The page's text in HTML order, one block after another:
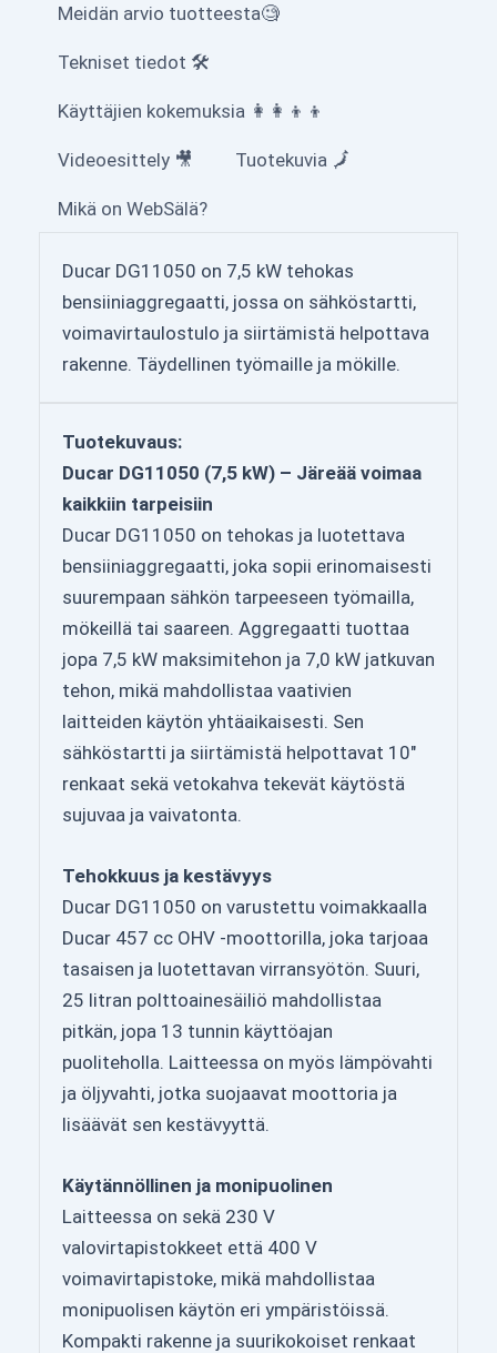
Meidän arvio tuotteesta🧐
Tekniset tiedot 🛠
Käyttäjien kokemuksia 👩‍👩‍👦‍👦
Videoesittely 🎥 Tuotekuvia 🗾
Mikä on WebSälä?
Ducar DG11050 on 7,5 kW tehokas
bensiiniaggregaatti, jossa on sähköstartti,
voimavirtaulostulo ja siirtämistä helpottava
rakenne. Täydellinen työmaille ja mökille.
Tuotekuvaus:
Ducar DG11050 (7,5 kW) – Järeää voimaa
kaikkiin tarpeisiin
Ducar DG11050 on tehokas ja luotettava
bensiiniaggregaatti, joka sopii erinomaisesti
suurempaan sähkön tarpeeseen työmailla,
mökeillä tai saareen. Aggregaatti tuottaa
jopa 7,5 kW maksimitehon ja 7,0 kW jatkuvan
tehon, mikä mahdollistaa vaativien
laitteiden käytön yhtäaikaisesti. Sen
sähköstartti ja siirtämistä helpottavat 10″
renkaat sekä vetokahva tekevät käytöstä
sujuvaa ja vaivatonta.
Tehokkuus ja kestävyys
Ducar DG11050 on varustettu voimakkaalla
Ducar 457 cc OHV -moottorilla, joka tarjoaa
tasaisen ja luotettavan virransyötön. Suuri,
25 litran polttoainesäiliö mahdollistaa
pitkän, jopa 13 tunnin käyttöajan
puoliteholla. Laitteessa on myös lämpövahti
ja öljyvahti, jotka suojaavat moottoria ja
lisäävät sen kestävyyttä.
Käytännöllinen ja monipuolinen
Laitteessa on sekä 230 V
valovirtapistokkeet että 400 V
voimavirtapistoke, mikä mahdollistaa
monipuolisen käytön eri ympäristöissä.
Kompakti rakenne ja suurikokoiset renkaat